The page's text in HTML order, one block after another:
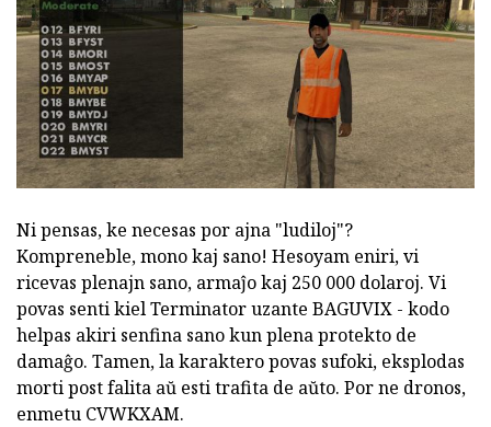
Ni pensas, ke necesas por ajna "ludiloj"?
Kompreneble, mono kaj sano! Hesoyam eniri, vi
ricevas plenajn sano, armaĵo kaj 250 000 dolaroj. Vi
povas senti kiel Terminator uzante BAGUVIX - kodo
helpas akiri senfina sano kun plena protekto de
damaĝo. Tamen, la karaktero povas sufoki, eksplodas
morti post falita aŭ esti trafita de aŭto. Por ne dronos,
enmetu CVWKXAM.